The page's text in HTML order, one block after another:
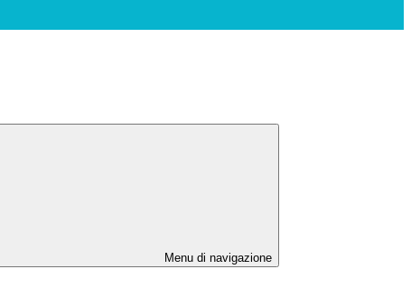
Menu di navigazione